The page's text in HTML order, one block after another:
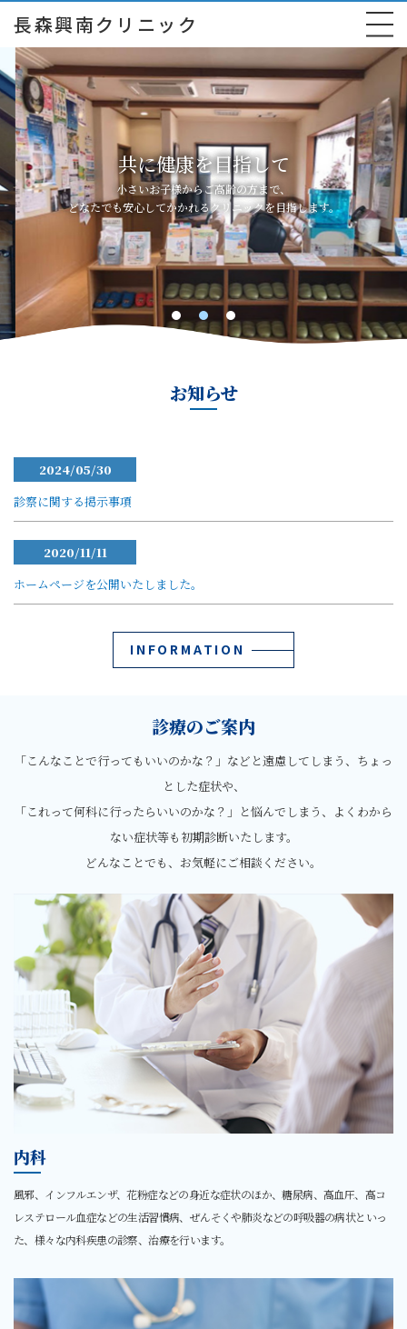
長森興南クリニック
共に健康を目指して
小さいお子様からご高齢の方まで、
どなたでも安心してかかれるクリニックを目指します。
お知らせ
2024/05/30
診察に関する掲示事項
2020/11/11
ホームページを公開いたしました。
INFORMATION
診療のご案内
「こんなことで行ってもいいのかな？」などと遠慮してしまう、ちょっ
とした症状や、
「これって何科に行ったらいいのかな？」と悩んでしまう、よくわから
ない症状等も初期診断いたします。
どんなことでも、お気軽にご相談ください。
内科
風邪、インフルエンザ、花粉症などの身近な症状のほか、糖尿病、高血圧、高コ
レステロール血症などの生活習慣病、ぜんそくや肺炎などの呼吸器の病状といっ
た、様々な内科疾患の診察、治療を行います。